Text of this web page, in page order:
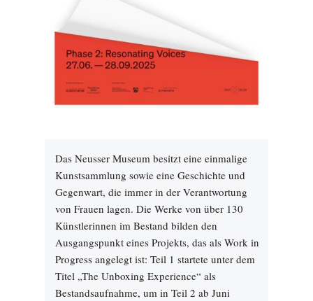
Das Neusser Museum besitzt eine einmalige
Kunstsammlung sowie eine Geschichte und
Gegenwart, die immer in der Verantwortung
von Frauen lagen. Die Werke von über 130
Künstlerinnen im Bestand bilden den
Ausgangspunkt eines Projekts, das als Work in
Progress angelegt ist: Teil 1 startete unter dem
Titel „The Unboxing Experience“ als
Bestandsaufnahme, um in Teil 2 ab Juni